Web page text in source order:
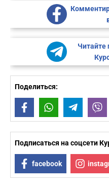
Читайте
Поделиться:
FacebookWhatsAppTelegram
Подписаться на соцсети
facebook